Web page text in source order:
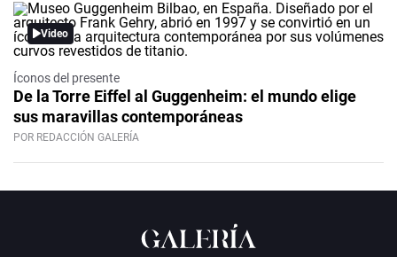
Video
Íconos del presente
De la Torre Eiffel al Guggenheim: el mundo elige
sus maravillas contemporáneas
POR REDACCIÓN GALERÍA